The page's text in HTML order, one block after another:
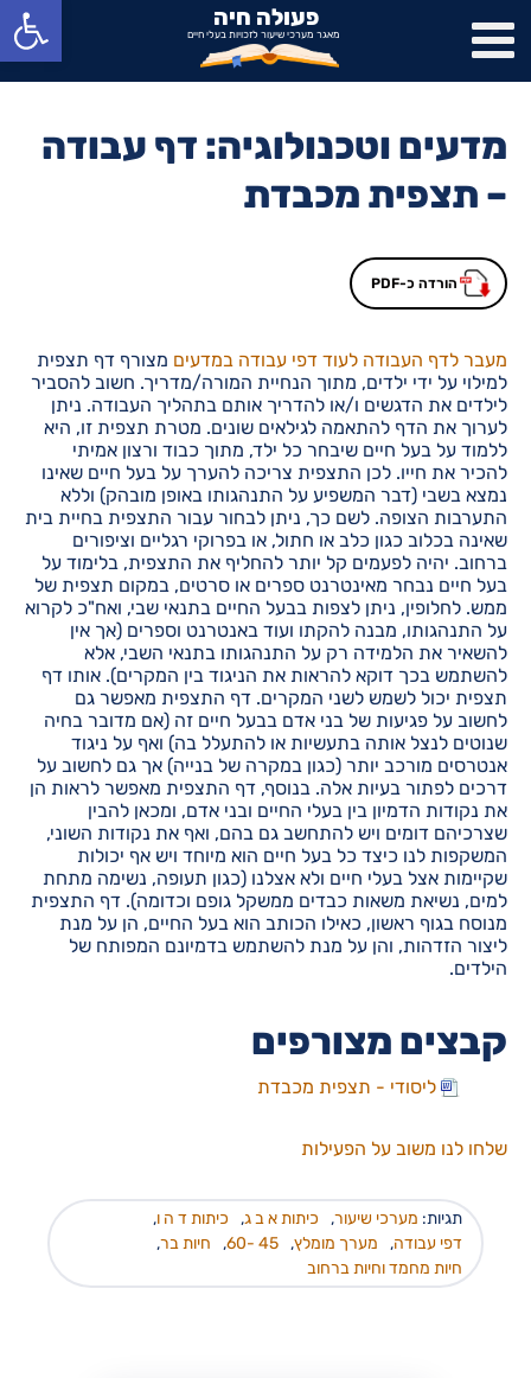
פתח סרגל נגישות פעולה חיה
מאגר מערכי שיעור לזכויות בעלי חיים
מדעים וטכנולוגיה: דף עבודה
– תצפית מכבדת
הורדה כ-PDF
מעבר לדף העבודה לעוד דפי עבודה במדעים מצורף דף תצפית
למילוי על ידי ילדים, מתוך הנחיית המורה/מדריך. חשוב להסביר
לילדים את הדגשים ו/או להדריך אותם בתהליך העבודה. ניתן
לערוך את הדף להתאמה לגילאים שונים. מטרת תצפית זו, היא
ללמוד על בעל חיים שיבחר כל ילד, מתוך כבוד ורצון אמיתי
להכיר את חייו. לכן התצפית צריכה להערך על בעל חיים שאינו
נמצא בשבי (דבר המשפיע על התנהגותו באופן מובהק) וללא
התערבות הצופה. לשם כך, ניתן לבחור עבור התצפית בחיית בית
שאינה בכלוב כגון כלב או חתול, או בפרוקי רגליים וציפורים
ברחוב. יהיה לפעמים קל יותר להחליף את התצפית, בלימוד על
בעל חיים נבחר מאינטרנט ספרים או סרטים, במקום תצפית של
ממש. לחלופין, ניתן לצפות בבעל החיים בתנאי שבי, ואח"כ לקרוא
על התנהגותו, מבנה להקתו ועוד באנטרנט וספרים (אך אין
להשאיר את הלמידה רק על התנהגותו בתנאי השבי, אלא
להשתמש בכך דוקא להראות את הניגוד בין המקרים). אותו דף
תצפית יכול לשמש לשני המקרים. דף התצפית מאפשר גם
לחשוב על פגיעות של בני אדם בבעל חיים זה (אם מדובר בחיה
שנוטים לנצל אותה בתעשיות או להתעלל בה) ואף על ניגוד
אנטרסים מורכב יותר (כגון במקרה של בנייה) אך גם לחשוב על
דרכים לפתור בעיות אלה. בנוסף, דף התצפית מאפשר לראות הן
את נקודות הדמיון בין בעלי החיים ובני אדם, ומכאן להבין
שצרכיהם דומים ויש להתחשב גם בהם, ואף את נקודות השוני,
המשקפות לנו כיצד כל בעל חיים הוא מיוחד ויש אף יכולות
שקיימות אצל בעלי חיים ולא אצלנו (כגון תעופה, נשימה מתחת
למים, נשיאת משאות כבדים ממשקל גופם וכדומה). דף התצפית
מנוסח בגוף ראשון, כאילו הכותב הוא בעל החיים, הן על מנת
ליצור הזדהות, והן על מנת להשתמש בדמיונם המפותח של
הילדים.
קבצים מצורפים
ליסודי - תצפית מכבדת
שלחו לנו משוב על הפעילות
תגיות: מערכי שיעור, כיתות א ב ג, כיתות ד ה ו,
דפי עבודה, מערך מומלץ,
45 -60
, חיות בר,
חיות מחמד וחיות ברחוב